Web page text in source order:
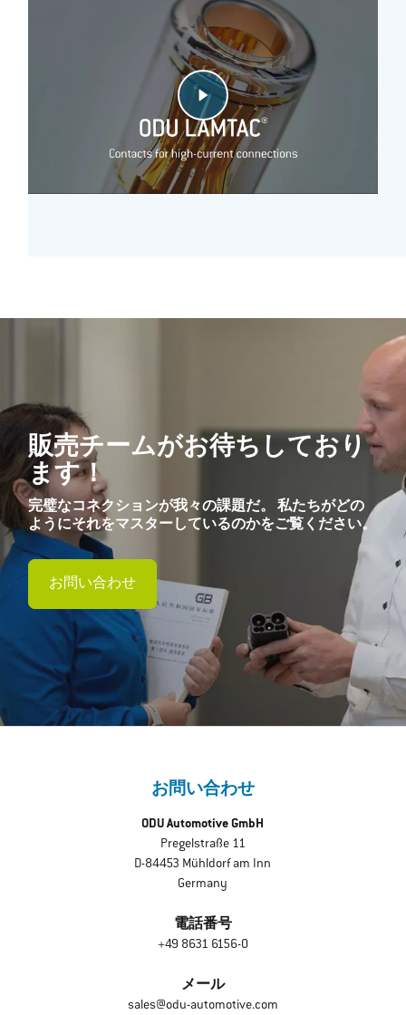
販売チームがお待ちしており
ます！
完璧なコネクションが我々の課題だ。 私たちがどの
ようにそれをマスターしているのかをご覧ください。
お問い合わせ
お問い合わせ
ODU Automotive GmbH
Pregelstraße 11
D-84453 Mühldorf am Inn
Germany
電話番号
+49 8631 6156-0
メール
sales@odu-automotive.com